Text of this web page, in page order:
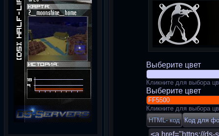
Выберите цвет
Кликните для выбора
Выберите цвет
Кликните для выбора